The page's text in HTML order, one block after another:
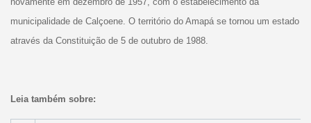
municipalidade de Calçoene. O território do Amapá se tornou um estado
através da Constituição de 5 de outubro de 1988.
Leia também sobre: